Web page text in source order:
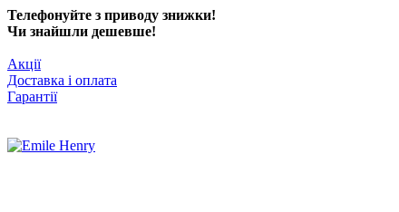
Телефонуйте з приводу знижки!
Чи знайшли дешевше!
Акції
Доставка і оплата
Гарантії